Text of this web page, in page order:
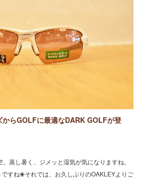
らGOLFに最適なDARK GOLFが登
蒸し暑く、ジメッと湿気が気になりますね。
すね❀それでは、お久しぶりのOAKLEYよりご